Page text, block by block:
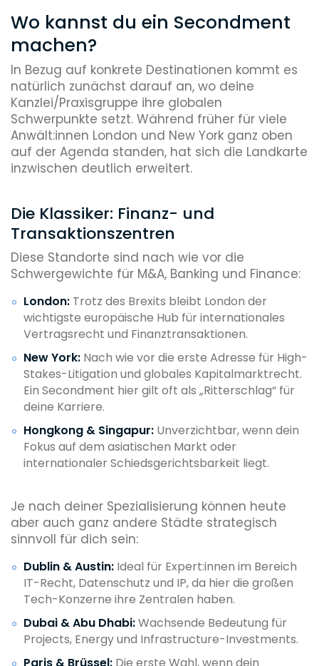
Wo kannst du ein Secondment
machen?
In Bezug auf konkrete Destinationen kommt es
natürlich zunächst darauf an, wo deine
Kanzlei/Praxisgruppe ihre globalen
Schwerpunkte setzt. Während früher für viele
Anwält:innen London und New York ganz oben
auf der Agenda standen, hat sich die Landkarte
inzwischen deutlich erweitert.
Die Klassiker: Finanz- und
Transaktionszentren
Diese Standorte sind nach wie vor die
Schwergewichte für M&A, Banking und Finance:
London: Trotz des Brexits bleibt London der
wichtigste europäische Hub für internationales
Vertragsrecht und Finanztransaktionen.
New York: Nach wie vor die erste Adresse für High-
Stakes-Litigation und globales Kapitalmarktrecht.
Ein Secondment hier gilt oft als „Ritterschlag“ für
deine Karriere.
Hongkong & Singapur: Unverzichtbar, wenn dein
Fokus auf dem asiatischen Markt oder
internationaler Schiedsgerichtsbarkeit liegt.
Je nach deiner Spezialisierung können heute
aber auch ganz andere Städte strategisch
sinnvoll für dich sein:
Dublin & Austin: Ideal für Expert:innen im Bereich
IT-Recht, Datenschutz und IP, da hier die großen
Tech-Konzerne ihre Zentralen haben.
Dubai & Abu Dhabi:Wachsende Bedeutung für
Projects, Energy und Infrastructure-Investments.
Paris & Brüssel: Die erste Wahl, wenn dein